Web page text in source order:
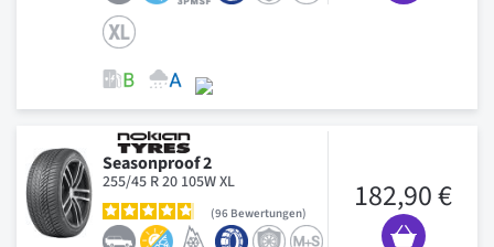
Seasonproof 2
255/45 R 20 105W XL
96 Bewertungen 182,90 €